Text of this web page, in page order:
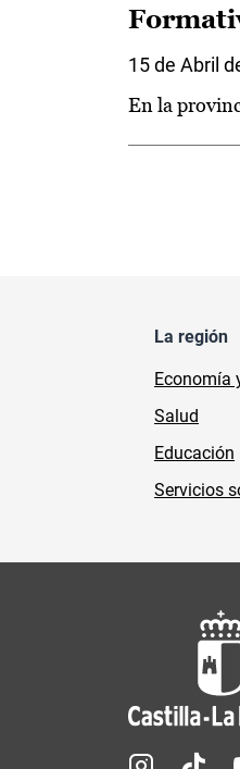
15 de Abril
En la
La región
Economía
Salud
Educación
Servicios